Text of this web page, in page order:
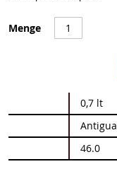
Menge
Informationen
0,7 lt
Antigua
46.0